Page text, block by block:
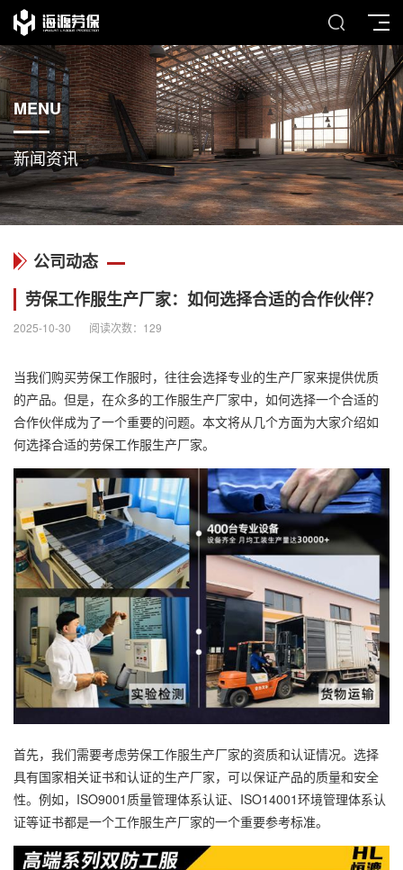
MENU
新闻资讯
公司动态
劳保工作服生产厂家：如何选择合适的合作伙伴？
2025-10-30 阅读次数： 129
当我们购买劳保工作服时，往往会选择专业的生产厂家来提供优质
的产品。但是，在众多的工作服生产厂家中，如何选择一个合适的
合作伙伴成为了一个重要的问题。本文将从几个方面为大家介绍如
何选择合适的劳保工作服生产厂家。
首先，我们需要考虑劳保工作服生产厂家的资质和认证情况。选择
具有国家相关证书和认证的生产厂家，可以保证产品的质量和安全
性。例如，ISO9001质量管理体系认证、ISO14001环境管理体系认
证等证书都是一个工作服生产厂家的一个重要参考标准。